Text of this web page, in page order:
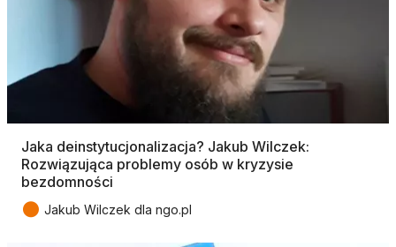
Jaka deinstytucjonalizacja? Jakub Wilczek:
Rozwiązująca problemy osób w kryzysie
bezdomności
● Jakub Wilczek dla ngo.pl